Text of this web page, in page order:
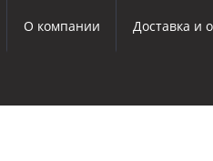
О компании Доставка и